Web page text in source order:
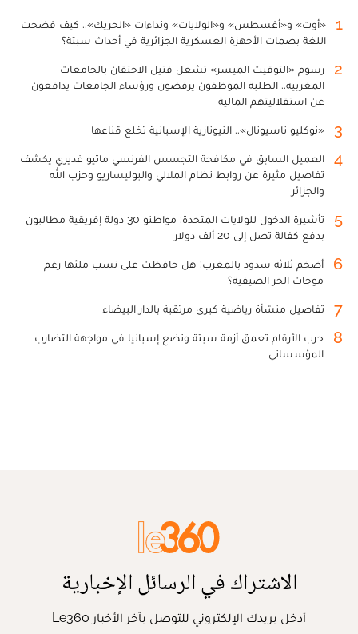
1
«أوت» و«أغسطس» و«الولايات» ونداءات «الحريك».. كيف فضحت
اللغة بصمات الأجهزة العسكرية الجزائرية في أحداث سبتة؟
2
رسوم «التوقيت الميسر» تشعل فتيل الاحتقان بالجامعات
المغربية.. الطلبة الموظفون يرفضون ورؤساء الجامعات يدافعون
عن استقلاليتهم المالية
3 «نوكليو ناسيونال».. النيونازية الإسبانية تخلع قناعها
4
العميل السابق في مكافحة التجسس الفرنسي ماثيو غديري يكشف
تفاصيل مثيرة عن روابط نظام الملالي والبوليساريو وحزب الله
والجزائر
5
تأشيرة الدخول للولايات المتحدة: مواطنو 30 دولة إفريقية مطالبون
بدفع كفالة تصل إلى 20 ألف دولار
6
أضخم ثلاثة سدود بالمغرب: هل حافظت على نسب ملئها رغم
موجات الحر الصيفية؟
7 تفاصيل منشأة رياضية كبرى مرتقبة بالدار البيضاء
8
حرب الأرقام تعمق أزمة سبتة وتضع إسبانيا في مواجهة التضارب
المؤسساتي
الاشتراك في الرسائل الإخبارية
أدخل بريدك الإلكتروني للتوصل بآخر الأخبار Le360